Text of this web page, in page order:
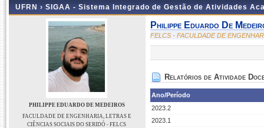
UFRN › SIGAA - Sistema Integrado de Gestão de Atividades
PHILIPPE EDUARDO DE MEDEIROS
FACULDADE DE ENGENHARIA, LETRAS E
CIÊNCIAS SOCIAIS DO SERIDÓ - FELCS
Philippe Eduardo De
FELCS - FACULDADE DE
Relatórios de Atividade
Ano/Período
2023.2
2023.1